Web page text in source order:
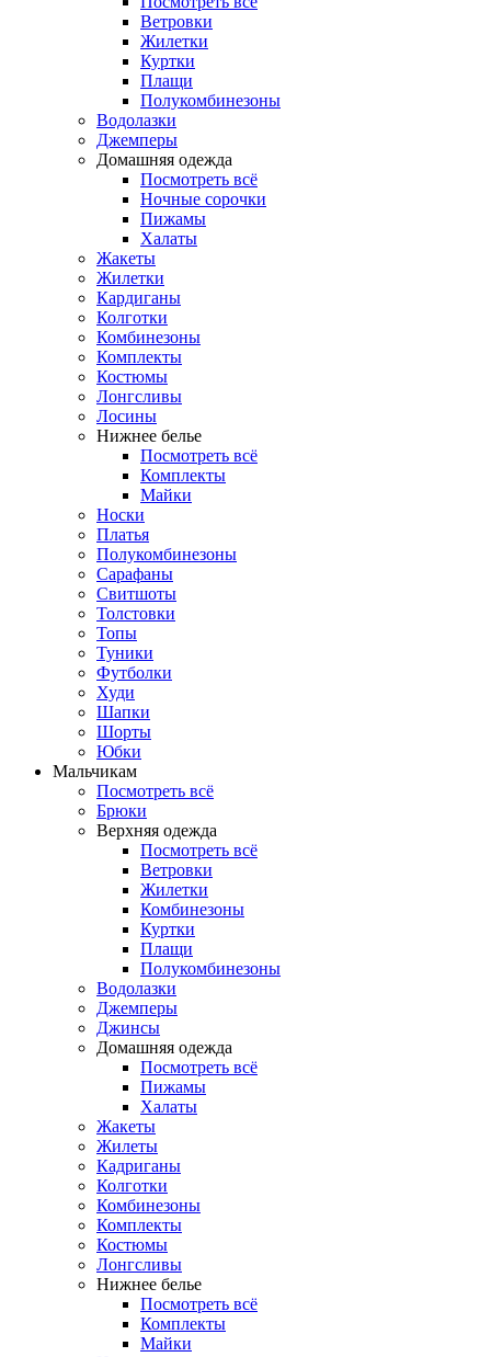
Ветровки
Жилетки
Куртки
Плащи
Полукомбинезоны
Водолазки
Джемперы
Домашняя одежда
Посмотреть всё
Ночные сорочки
Пижамы
Халаты
Жакеты
Жилетки
Кардиганы
Колготки
Комбинезоны
Комплекты
Костюмы
Лонгсливы
Лосины
Нижнее белье
Посмотреть всё
Комплекты
Майки
Носки
Платья
Полукомбинезоны
Сарафаны
Свитшоты
Толстовки
Топы
Туники
Футболки
Худи
Шапки
Шорты
Юбки
Мальчикам
Посмотреть всё
Брюки
Верхняя одежда
Посмотреть всё
Ветровки
Жилетки
Комбинезоны
Куртки
Плащи
Полукомбинезоны
Водолазки
Джемперы
Джинсы
Домашняя одежда
Посмотреть всё
Пижамы
Халаты
Жакеты
Жилеты
Кадриганы
Колготки
Комбинезоны
Комплекты
Костюмы
Лонгсливы
Нижнее белье
Посмотреть всё
Комплекты
Майки